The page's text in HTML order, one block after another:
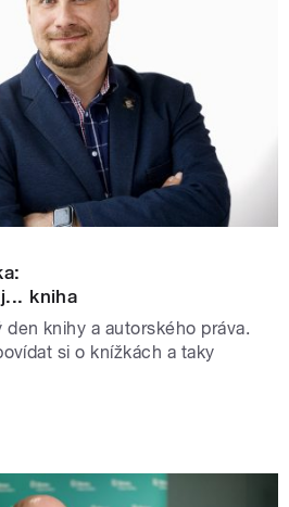
kniha
den knihy a autorského práva.
si o knížkách a taky